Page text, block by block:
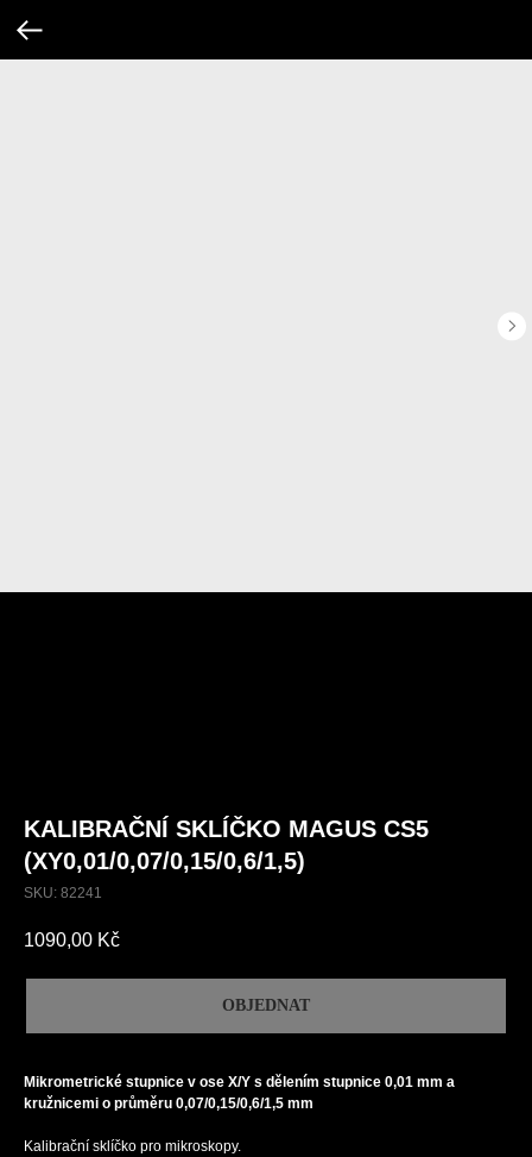
KALIBRAČNÍ SKLÍČKO MAGUS CS5
(XY0,01/0,07/0,15/0,6/1,5)
SKU: 82241
1090,00 Kč
OBJEDNAT
Mikrometrické stupnice v ose X/Y s dělením stupnice 0,01 mm a
kružnicemi o průměru 0,07/0,15/0,6/1,5 mm
Kalibrační sklíčko pro mikroskopy.